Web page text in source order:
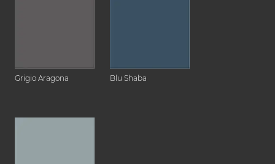
Grigio Aragona Blu Shaba